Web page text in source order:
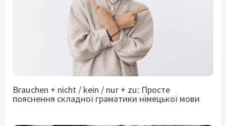
Brauchen + nicht / kein / nur + zu: Просте
пояснення складної граматики німецької мови